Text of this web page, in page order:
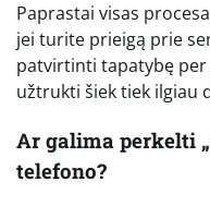
Paprastai visas
jei turite prieigą prie
patvirtinti tapatybę
užtrukti šiek tiek ilgiau
Ar galima perkelti
telefono?